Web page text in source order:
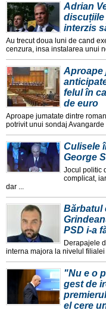
Adrian
discuțiile
interzis
Au trecut doua luni de cand
cenzura, insa instalarea unui
Aproape
felul în
de euro
Aproape jumatate dintre
potrivit unui sondaj Avangarde
Culisele
George
Jocul politic
complicat,
dar ...
Bărbatul
PSD i-a
Derapajele
interna majora la nivelul filialei
"Nu e o
gest de
el cere